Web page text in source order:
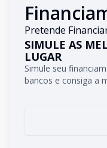
Pretende
SIMULE AS
LUGAR
Simule seu
bancos e consiga a